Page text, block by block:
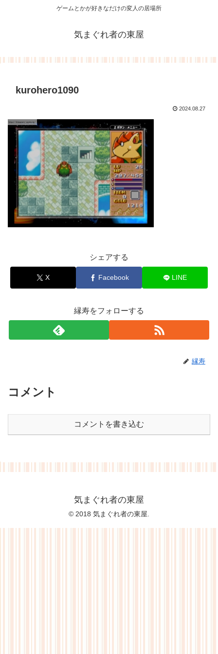
ゲームとかが好きなだけの変人の居場所
気まぐれ者の東屋
kurohero1090
2024.08.27
シェアする
X Facebook LINE
縁寿をフォローする
縁寿
コメント
コメントを書き込む
気まぐれ者の東屋
© 2018 気まぐれ者の東屋.